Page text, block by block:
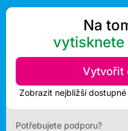
Na
vytisknete
Vytvořit
Potřebujete podporu?